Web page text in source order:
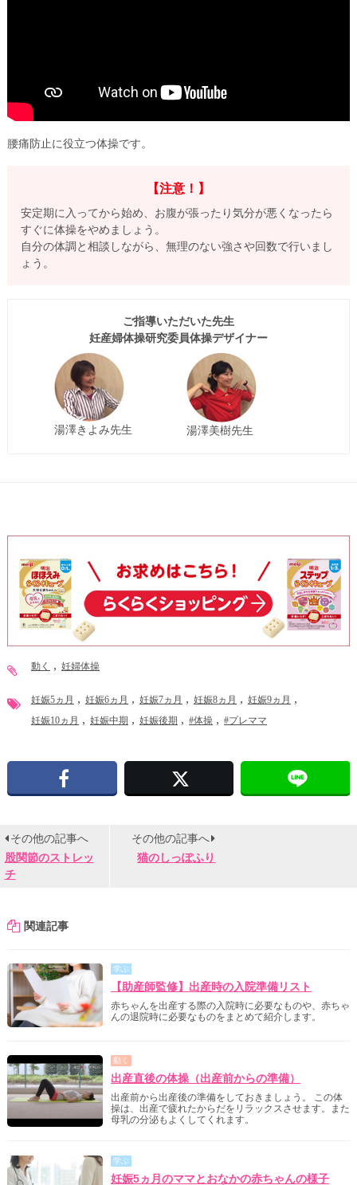
腰痛防止に役立つ体操です。
【注意！】
安定期に入ってから始め、お腹が張ったり気分が悪くなったら
すぐに体操をやめましょう。
自分の体調と相談しながら、無理のない強さや回数で行いまし
ょう。
ご指導いただいた先生
妊産婦体操研究委員体操デザイナー
湯澤きよみ先生 湯澤美樹先生
動く 妊婦体操
妊娠5ヵ月 妊娠6ヵ月 妊娠7ヵ月 妊娠8ヵ月 妊娠9ヵ月
妊娠10ヵ月 妊娠中期 妊娠後期 #体操 #プレママ
その他の記事へ
股関節のストレッ
チ
その他の記事へ
猫のしっぽふり
関連記事
学ぶ
【助産師監修】出産時の入院準備リスト
赤ちゃんを出産する際の入院時に必要なものや、赤ちゃ
んの退院時に必要なものをまとめて紹介します。
動く
出産直後の体操（出産前からの準備）
出産前から出産後の準備をしておきましょう。 この体
操は、出産で疲れたからだをリラックスさせます。また
母乳の分泌もよくしてくれます。
学ぶ
妊娠5ヵ月のママとおなかの赤ちゃんの様子